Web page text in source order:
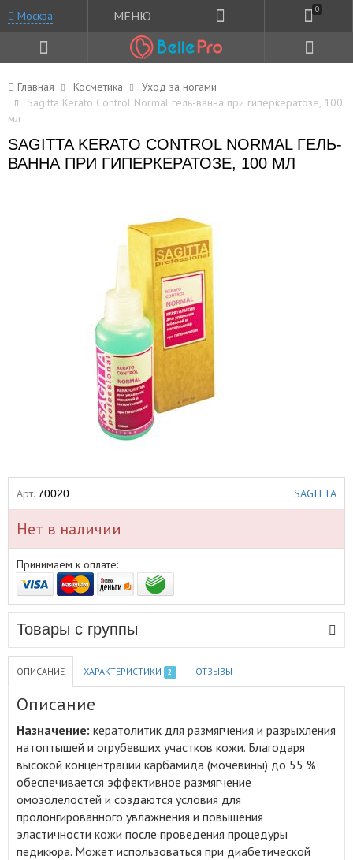
Москва МЕНЮ 0
Главная Косметика
Уход за ногами
Sagitta Kerato Control Normal гель-ванна при гиперкератозе, 100
мл
SAGITTA KERATO CONTROL NORMAL ГЕЛЬ-
ВАННА ПРИ ГИПЕРКЕРАТОЗЕ, 100 МЛ
Арт. 70020 SAGITTA
Нет в наличии
Принимаем к оплате:
Товары с группы
ОПИСАНИЕ ХАРАКТЕРИСТИКИ 2 ОТЗЫВЫ
Описание
Назначение: кератолитик для размягчения и разрыхления
натоптышей и огрубевших участков кожи. Благодаря
высокой концентрации карбамида (мочевины) до 55 %
обеспечивается эффективное размягчение
омозолелостей и создаются условия для
пролонгированного увлажнения и повышения
эластичности кожи после проведения процедуры
педикюра. Может использоваться при диабетической